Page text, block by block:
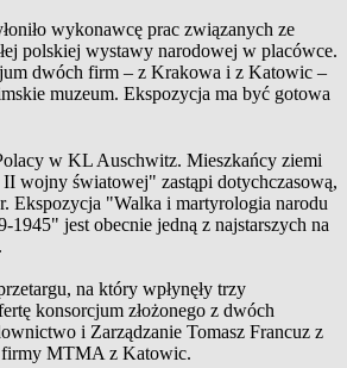
wykonawcę prac związanych ze
polskiej wystawy narodowej w placówce.
dwóch firm – z Krakowa i z Katowic –
muzeum. Ekspozycja ma być gotowa
w KL Auschwitz. Mieszkańcy ziemi
wojny światowej" zastąpi dotychczasową,
Ekspozycja "Walka i martyrologia narodu
1945" jest obecnie jedną z najstarszych na
na który wpłynęły trzy
konsorcjum złożonego z dwóch
i Zarządzanie Tomasz Francuz z
MTMA z Katowic.